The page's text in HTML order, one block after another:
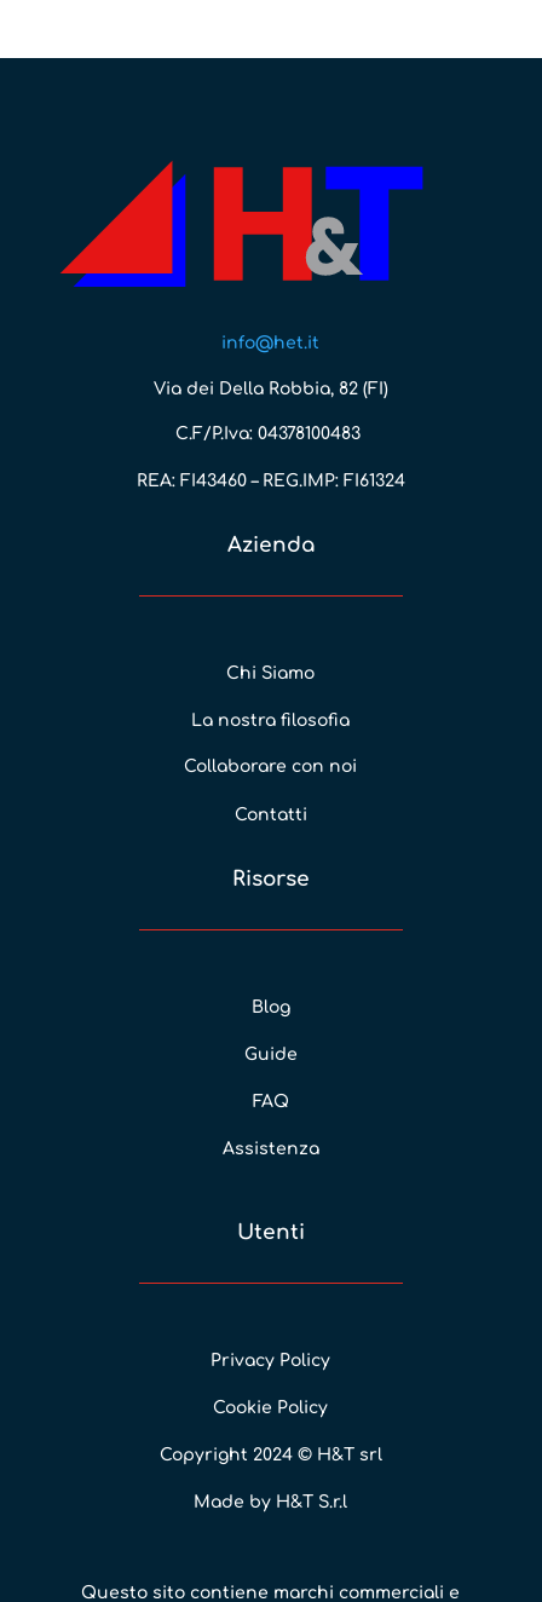
info@het.it
Via dei Della Robbia, 82 (FI)
C.F/P.Iva: 04378100483
REA: FI43460 – REG.IMP: FI61324
Azienda
Chi Siamo
La nostra filosofia
Collaborare con noi
Contatti
Risorse
Blog
Guide
FAQ
Assistenza
Utenti
Privacy Policy
Cookie Policy
Copyright 2024 © H&T srl
Made by H&T S.r.l
Questo sito contiene marchi commerciali e